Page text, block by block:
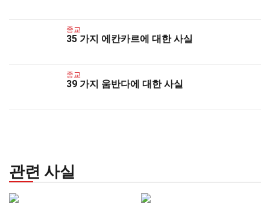
종교
35 가지 에칸카르에 대한 사실
종교
39 가지 움반다에 대한 사실
관련 사실